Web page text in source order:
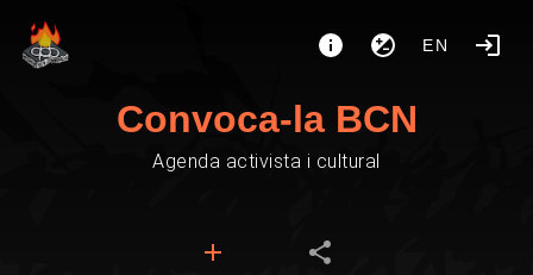
EN
Convoca-la BCN
Agenda activista i cultural